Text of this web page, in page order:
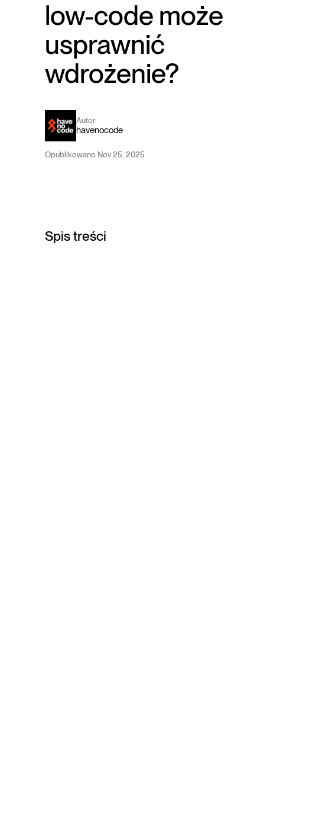
low-code może
usprawnić
wdrożenie?
Autor
havenocode
Opublikowano Nov 25, 2025
Spis treści